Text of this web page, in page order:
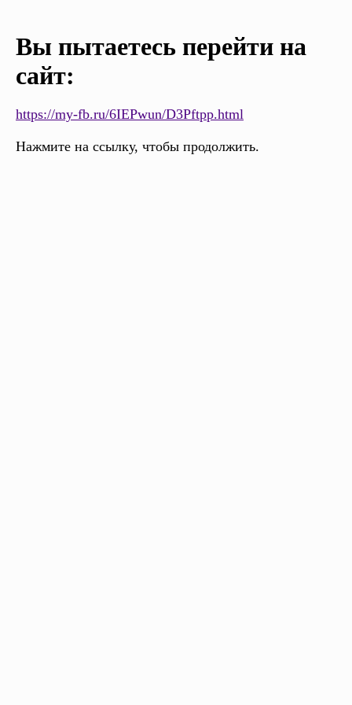
Вы пытаетесь перейти на
сайт:
https://my-fb.ru/6IEPwun/D3Pftpp.html
Нажмите на ссылку, чтобы продолжить.